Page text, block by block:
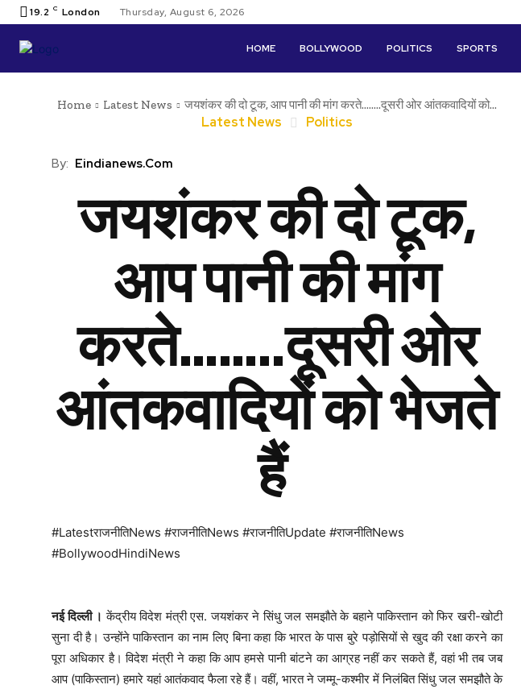
19.2 C London Thursday, August 6, 2026
HOME BOLLYWOOD POLITICS SPORTS
Home Latest News जयशंकर की दो टूक, आप पानी की मांग करते……..दूसरी ओर आंतकवादियों को...
Latest News Politics
By: Eindianews.com
जयशंकर की दो टूक,
आप पानी की मांग
करते……..दूसरी ओर
आंतकवादियों को भेजते
हैं
#LatestराजनीतिNews #राजनीतिNews #राजनीतिUpdate #राजनीतिNews
#BollywoodHindiNews
नई दिल्ली । केंद्रीय विदेश मंत्री एस. जयशंकर ने सिंधु जल समझौते के बहाने पाकिस्तान को फिर खरी-खोटी
सुना दी है। उन्‍होंने पाकिस्‍तान का नाम लिए बिना कहा कि भारत के पास बुरे पड़ोसियों से खुद की रक्षा करने का
पूरा अधिकार है। विदेश मंत्री ने कहा कि आप हमसे पानी बांटने का आग्रह नहीं कर सकते हैं, वहां भी तब जब
आप (पाकिस्‍तान) हमारे यहां आतंकवाद फैला रहे हैं। वहीं, भारत ने जम्‍मू-कश्‍मीर में निलंबित सिंधु जल समझौते के